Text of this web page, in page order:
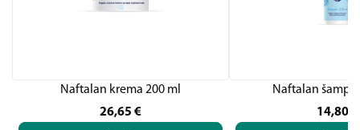
Naftalan krema 200 ml
26,65 €
Naftalan
14,80